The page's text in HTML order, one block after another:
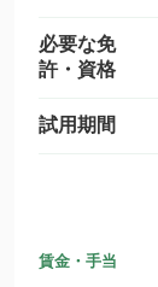
必要な免
許・資格
試用期間
賃金・手当